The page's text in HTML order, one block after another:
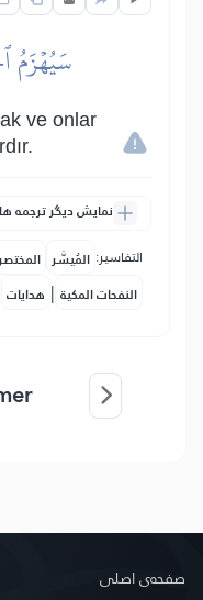
سَيُهۡزَمُ
ve onlar
نمایش دیگر ترجمه ها
التفاسير: المُيسَّر
النفحات المكية | هدايات
صفحه‌ى اصلى